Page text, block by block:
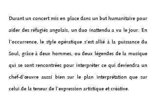
Durant un concert mis en place dans un but humanitaire pour
aider des réfugiés angolais, un duo inattendu a vu le jour. En
l’occurrence, le style opératique s’est allié à la puissance du
Soul, grâce à deux hommes, ou deux légendes de la musique
qui se sont rencontrées pour interpréter ce qui deviendra un
chef-d’œuvre aussi bien sur le plan interprétation que sur
celui de la teneur de l'expression artistique et créative.